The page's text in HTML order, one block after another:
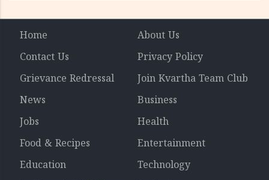
Home
About Us
Contact Us
Privacy Policy
Grievance Redressal
Join Kvartha Team Club
News
Business
Jobs
Health
Food & Recipes
Entertainment
Education
Technology